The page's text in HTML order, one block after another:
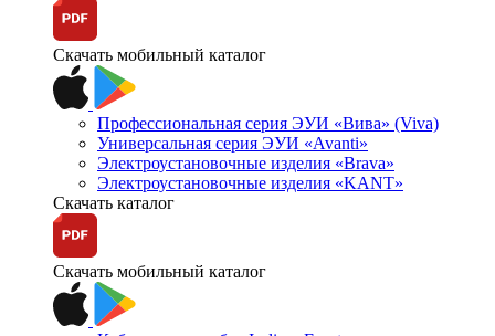
Скачать мобильный каталог
Профессиональная серия ЭУИ «Вива» (Viva)
Универсальная серия ЭУИ «Avanti»
Электроустановочные изделия «Brava»
Электроустановочные изделия «KANT»
Скачать каталог
Скачать мобильный каталог